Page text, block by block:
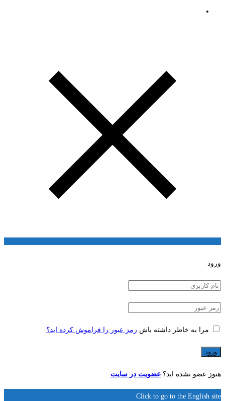
ورود
مرا به خاطر داشته باش رمز عبور را فراموش کرده اید؟
هنوز عضو نشده اید؟ عضویت در سایت
Click to go to the English site